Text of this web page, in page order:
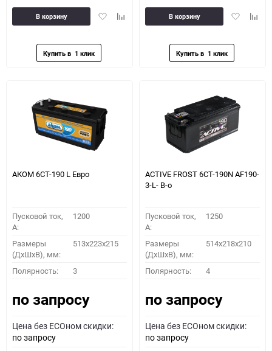
ДобавитьДобавить
В корзину
Добавить
В корзину
АКОМ 6СТ-190 L Евро
Пусковой ток,
A:
1200
Размеры
(ДхШхВ), мм:
513х223х215
Полярность: 3
по запросу
Цена без ECOном скидки:
по запросу
ACTIVE FROST 6СТ-190N AF190-
3-L- B-o
Пусковой ток,
A:
1250
Размеры
(ДхШхВ), мм:
514x218x210
Полярность: 4
по запросу
Цена без ECOном скидки:
по запросу